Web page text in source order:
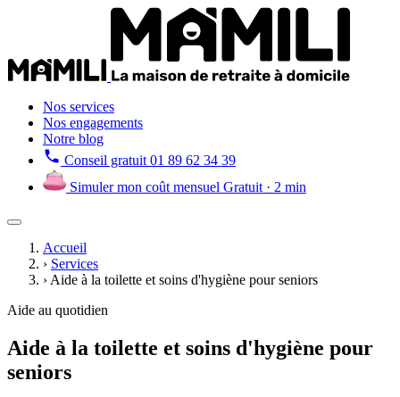
Nos services
Nos engagements
Notre blog
Conseil gratuit 01 89 62 34 39
Simuler mon coût mensuel Gratuit · 2 min
Accueil
› Services
› Aide à la toilette et soins d'hygiène pour seniors
Aide au quotidien
Aide à la toilette et soins d'hygiène pour
seniors